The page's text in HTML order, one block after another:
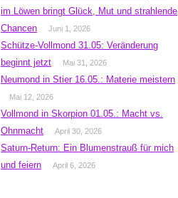
im Löwen bringt Glück, Mut und strahlende
Chancen
Juni 1, 2026
Schütze-Vollmond 31.05: Veränderung
beginnt jetzt
Mai 31, 2026
Neumond in Stier 16.05.: Materie meistern
Mai 12, 2026
Vollmond in Skorpion 01.05.: Macht vs.
Ohnmacht
April 30, 2026
Saturn-Return: Ein Blumenstrauß für mich
und feiern
April 6, 2026